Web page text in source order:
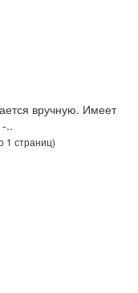
вручную. Имеет
..
1 страниц)